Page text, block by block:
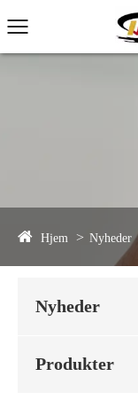
Hjem Nyheder
Nyheder
Produkter